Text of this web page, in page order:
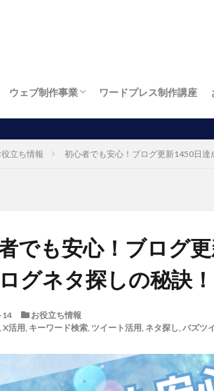
ウェブ制作事業
お店自慢
繁盛店
ワードプレス制作
LP制作（ランディングページ制作）
ロゴ制作
名刺制作
チラシ制作
お得！開業パック
パソコン出張訪問設定サービス
ワードプレス制作講座
役立ち情報 初心者でも安心！ブログ更新1450日達
でも安心！ブログ
グネタ探しの秘訣！
お役立ち情報
X活用, キーワード検索, ツイート活用, ネタ探し, バズツ